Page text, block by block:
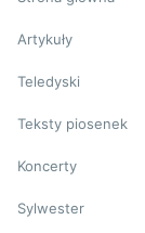
Artykuły
Teledyski
Teksty piosenek
Koncerty
Sylwester